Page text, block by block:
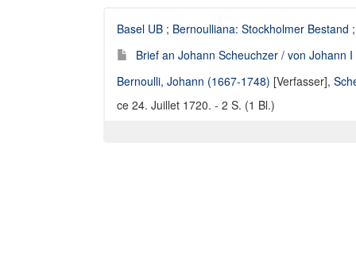
Basel UB ; Bernoulliana: Stockholmer Bestand
Brief an Johann Scheuchzer / von Johann
Bernoulli, Johann (1667-1748) [Verfasser],
ce 24. Juillet 1720. - 2 S. (1 Bl.)